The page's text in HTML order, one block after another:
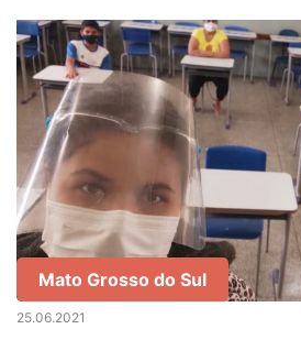
Mato Grosso do Sul
25.06.2021